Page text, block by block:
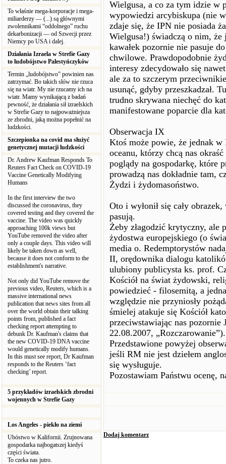
To właśnie mega-korporacje i mega-
miliarderzy — (...) są głównymi
zwolennikami “oddolnego” ruchu
dekarbonizacji — od Szwecji przez
Niemcy po USA i dalej.
Działania Izraela w Strefie Gazy
to ludobójstwo Palestyńczyków
Termin „ludobójstwo” powinien nas
zatrzymać. Bo takich słów nie rzuca
się na wiatr. My nie rzucamy ich na
wiatr. Mamy wynikającą z badań
pewność, że działania sił izraelskich
w Strefie Gazy to najpoważniejsza
ze zbrodni, jaką można popełnić na
ludzkości.
Szczepionka na covid ma służyć
genetycznej mutacji ludzkości
Dr. Andrew Kaufman Responds To
Reuters Fact Check on COVID-19
Vaccine Genetically Modifying
Humans
In the first interview the two
discussed the coronavirus, they
covered testing and they covered the
vaccine. The video was quickly
approaching 100k views but
YouTube removed the video after
only a couple days. This video will
likely be taken down as well,
because it does not conform to the
establishment's narrative.
Not only did YouTube remove the
previous video, Reuters, which is a
massive international news
publication that news sites from all
over the world obtain their talking
points from, published a fact
checking report attempting to
debunk Dr. Kaufman's claims that
the new COVID-19 DNA vaccine
would genetically modify humans.
In this must see report, Dr Kaufman
responds to the Reuters ‘fact
checking’ report.
5 przykładów izraelskich zbrodni
wojennych w Strefie Gazy
Los Angeles - piekło na ziemi
Ubóstwo w Kalifornii. Zrujnowana
gospodarka najbogatszej kiedyś
części świata.
To czeka nas jutro.
Wielgusa, a co za tym idzie w
wypowiedzi arcybiskupa (nie
zdaje się, że IPN nie posiada
Wielgusa!) świadczą o nim,
kawałek pozornie nie pasuje
chwilowe. Prawdopodobnie
interesy zdecydowało się
ale za to szczerym
usunąć, gdyby przeszkadzał.
trudno skrywana niechęć do
manifestowane poparcie dla
Obserwacja IX
Ktoś może powie, że jednak
oceanu, którzy chcą nas
poglądy na gospodarkę, które
prowadzą nas dokładnie tam,
Żydzi i żydomasoństwo.
Oto i wyłonił się cały
pasują.
Żeby złagodzić krytyczny,
żydostwa europejskiego (o
media o. Redemptorystów
II, orędownika dialogu
ulubiony publicysta ks. prof.
Kościół na świat żydowski,
powiedzieć - filosemitą, a
względzie nie przyniosły
śmielej atakuje się Kościół
przeciwstawiając nas
22.08.2007, „Rozczarowanie”).
Przedstawione powyżej
jeśli RM nie jest dziełem
się wysługuje.
Pozostawiam Państwu ocenę,
Dodaj komentarz